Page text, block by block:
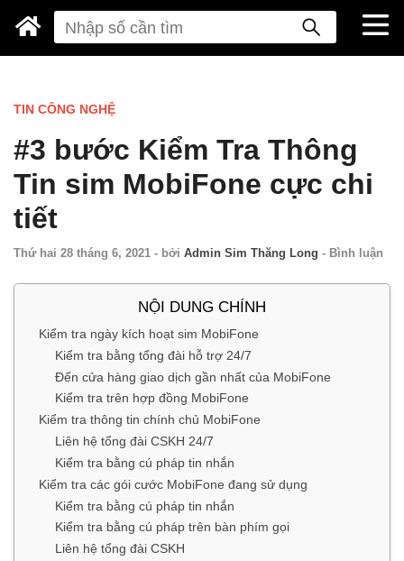
TIN CÔNG NGHỆ
#3 bước Kiểm Tra Thông
Tin sim MobiFone cực chi
tiết
Thứ hai 28 tháng 6, 2021 - bởi Admin Sim Thăng Long - Bình luận
NỘI DUNG CHÍNH
Kiểm tra ngày kích hoạt sim MobiFone
Kiểm tra bằng tổng đài hỗ trợ 24/7
Đến cửa hàng giao dịch gần nhất của MobiFone
Kiểm tra trên hợp đồng MobiFone
Kiểm tra thông tin chính chủ MobiFone
Liên hệ tổng đài CSKH 24/7
Kiểm tra bằng cú pháp tin nhắn
Kiểm tra các gói cước MobiFone đang sử dụng
Kiểm tra bằng cú pháp tin nhắn
Kiểm tra bằng cú pháp trên bàn phím gọi
Liên hệ tổng đài CSKH